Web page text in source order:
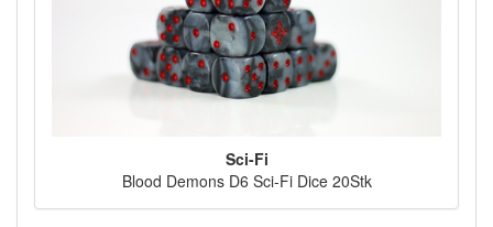
Sci-Fi
Blood Demons D6 Sci-Fi Dice 20Stk